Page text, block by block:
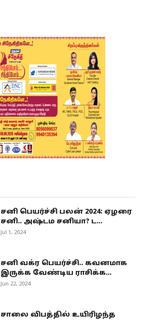
சனி பெயர்ச்சி பலன் 2024: ஏழரை
சனி.. அஷ்டம சனியா? ட...
Jul 1, 2024
சனி வக்ர பெயர்ச்சி.. கவனமாக
இருக்க வேண்டிய ராசிக்க...
Jun 22, 2024
சாலை விபத்தில் உயிரிழந்த